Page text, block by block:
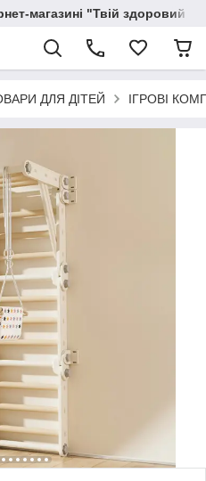
магазині "Твій здоровий
ДЛЯ ДІТЕЙ ІГРОВІ